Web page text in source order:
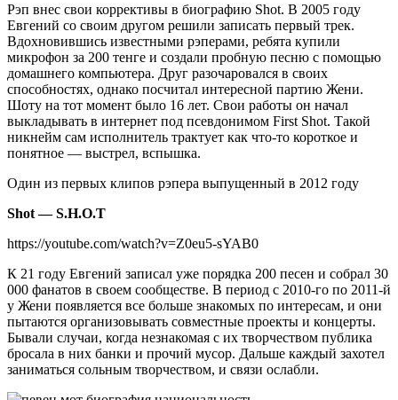
Рэп внес свои коррективы в биографию Shot. В 2005 году
Евгений со своим другом решили записать первый трек.
Вдохновившись известными рэперами, ребята купили
микрофон за 200 тенге и создали пробную песню с помощью
домашнего компьютера. Друг разочаровался в своих
способностях, однако посчитал интересной партию Жени.
Шоту на тот момент было 16 лет. Свои работы он начал
выкладывать в интернет под псевдонимом First Shot. Такой
никнейм сам исполнитель трактует как что-то короткое и
понятное — выстрел, вспышка.
Один из первых клипов рэпера выпущенный в 2012 году
Shot — S.H.O.T
https://youtube.com/watch?v=Z0eu5-sYAB0
К 21 году Евгений записал уже порядка 200 песен и собрал 30
000 фанатов в своем сообществе. В период с 2010-го по 2011-й
у Жени появляется все больше знакомых по интересам, и они
пытаются организовывать совместные проекты и концерты.
Бывали случаи, когда незнакомая с их творчеством публика
бросала в них банки и прочий мусор. Дальше каждый захотел
заниматься сольным творчеством, и связи ослабли.